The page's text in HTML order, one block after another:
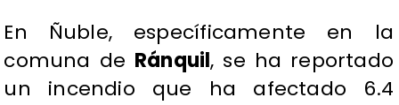
En Ñuble, específicamente en la
comuna de Ránquil, se ha reportado
un incendio que ha afectado 6.4